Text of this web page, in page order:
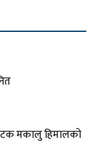
पटक मकालु हिमालको